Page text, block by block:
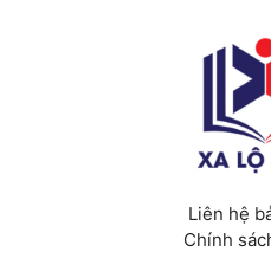
Liên hệ
Chính